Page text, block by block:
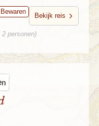
Bewaren
Bekijk reis
personen)